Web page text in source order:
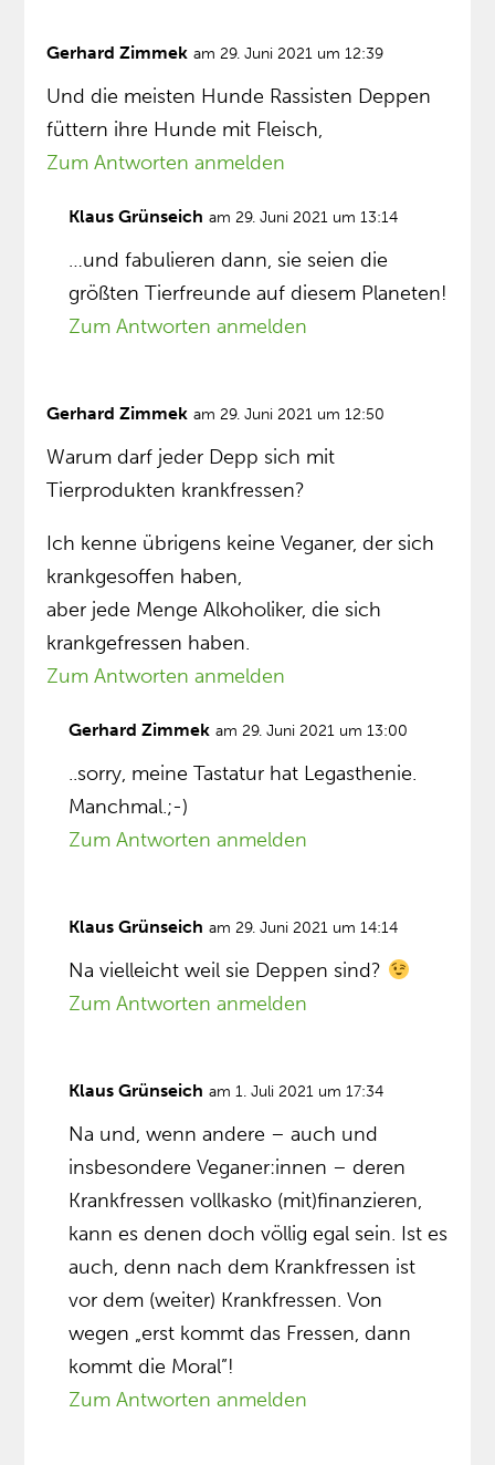
Gerhard Zimmek am 29. Juni 2021 um 12:39
Und die meisten Hunde Rassisten Deppen
füttern ihre Hunde mit Fleisch,
Zum Antworten anmelden
Klaus Grünseich am 29. Juni 2021 um 13:14
…und fabulieren dann, sie seien die
größten Tierfreunde auf diesem Planeten!
Zum Antworten anmelden
Gerhard Zimmek am 29. Juni 2021 um 12:50
Warum darf jeder Depp sich mit
Tierprodukten krankfressen?
Ich kenne übrigens keine Veganer, der sich
krankgesoffen haben,
aber jede Menge Alkoholiker, die sich
krankgefressen haben.
Zum Antworten anmelden
Gerhard Zimmek am 29. Juni 2021 um 13:00
..sorry, meine Tastatur hat Legasthenie.
Manchmal.;-)
Zum Antworten anmelden
Klaus Grünseich am 29. Juni 2021 um 14:14
Na vielleicht weil sie Deppen sind?
Zum Antworten anmelden
Klaus Grünseich am 1. Juli 2021 um 17:34
Na und, wenn andere – auch und
insbesondere Veganer:innen – deren
Krankfressen vollkasko (mit)finanzieren,
kann es denen doch völlig egal sein. Ist es
auch, denn nach dem Krankfressen ist
vor dem (weiter) Krankfressen. Von
wegen „erst kommt das Fressen, dann
kommt die Moral”!
Zum Antworten anmelden